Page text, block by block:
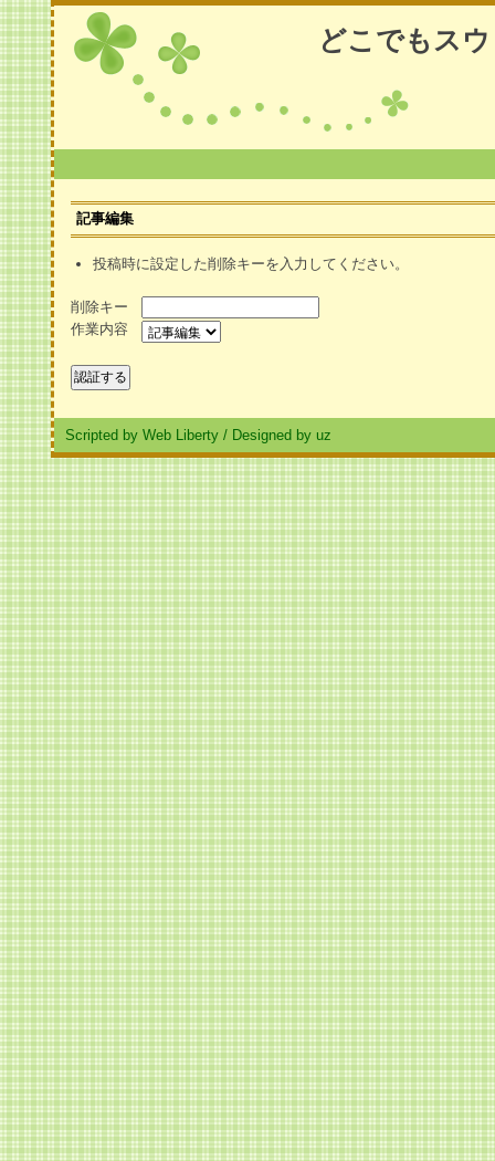
どこでもス
記事編集
投稿時に設定した削除キーを入力してください。
削除キー
作業内容
Scripted by Web Liberty / Designed by uz